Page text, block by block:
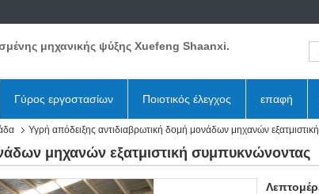
μηχανικής ψύξης Xuefeng Shaanxi.
Γύρος εργοστασίων Ποιοτικός έλεγχος επαφή
Υγρή απόδειξης αντιδιαβρωτική δομή μονάδων μηχανών
μηχανών εξατμιστική συμπυκνώνοντας